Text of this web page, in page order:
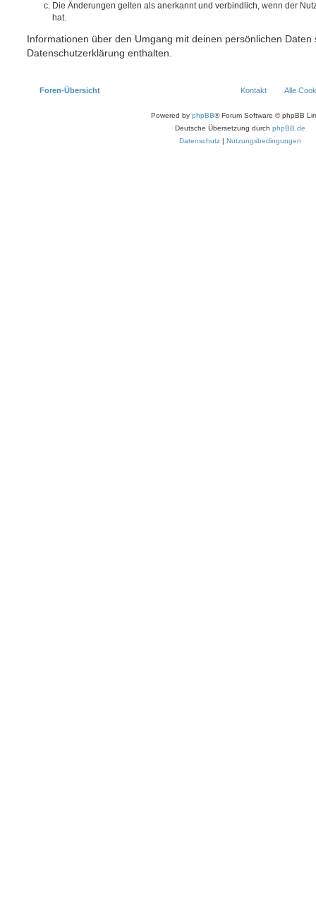
Die Änderungen gelten als anerkannt und verbindlich, wenn der
hat.
Informationen über den Umgang mit deinen persönlichen Daten
Datenschutzerklärung enthalten.
Foren-Übersicht Alle
Kontakt
Powered by phpBB® Forum Software © phpBB
Deutsche Übersetzung durch phpBB.de
Datenschutz | Nutzungsbedingungen